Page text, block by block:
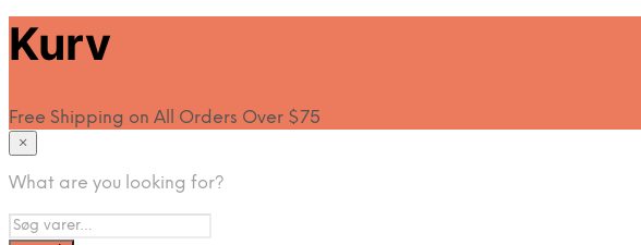
Kurv
Free Shipping on All Orders Over $75
×
What are you looking for?